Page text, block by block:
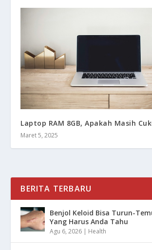
Laptop RAM 8GB, Apakah Masih
Maret 5, 2025
BERITA TERBARU
Benjol Keloid Bisa Turun-
Yang Harus Anda Tahu
Agu 6, 2026 | Health